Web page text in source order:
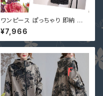
ワンピース ぽっちゃり 即納 有
3L 4L 5L 6L 7L 大きいサイズ
レディース 袖あり BXC-60616
6 長袖 or 半袖 大人 可愛い 重
¥7,966